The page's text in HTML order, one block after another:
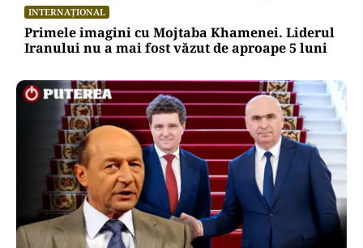
INTERNAȚIONAL
Primele imagini cu Mojtaba Khamenei. Liderul
Iranului nu a mai fost văzut de aproape 5 luni